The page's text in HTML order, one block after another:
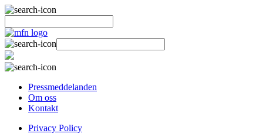
Pressmeddelanden
Om oss
Kontakt
Privacy Policy